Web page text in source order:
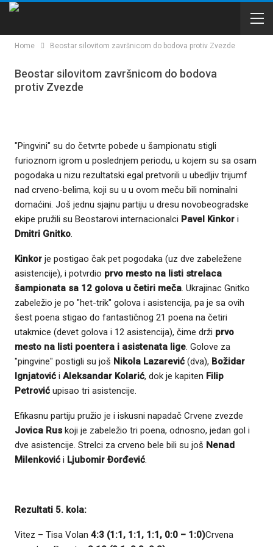
Home Beostar silovitom završnicom do bodova protiv Zvezde
Beostar silovitom završnicom do bodova
protiv Zvezde
"Pingvini" su do četvrte pobede u šampionatu stigli
furioznom igrom u poslednjem periodu, u kojem su sa osam
pogodaka u nizu rezultatski egal pretvorili u ubedljiv trijumf
nad crveno-belima, koji su u u ovom meču bili nominalni
domaćini. Još jednu sjajnu partiju u dresu novobeogradske
ekipe pružili su Beostarovi internacionalci Pavel Kinkor i
Dmitri Gnitko.
Kinkor je postigao čak pet pogodaka (uz dve zabeležene
asistencije), i potvrdio prvo mesto na listi strelaca
šampionata sa 12 golova u četiri meča. Ukrajinac Gnitko
zabeležio je po "het-trik" golova i asistencija, pa je sa ovih
šest poena stigao do fantastičnog 21 poena na četiri
utakmice (devet golova i 12 asistencija), čime drži prvo
mesto na listi poentera i asistenata lige. Golove za
"pingvine" postigli su još Nikola Lazarević (dva), Božidar
Ignjatović i Aleksandar Kolarić, dok je kapiten Filip
Petrović upisao tri asistencije.
Efikasnu partiju pružio je i iskusni napadač Crvene zvezde
Jovica Rus koji je zabeležio tri poena, odnosno, jedan gol i
dve asistencije. Strelci za crveno bele bili su još Nenad
Milenković i Ljubomir Đorđević.
Rezultati 5. kola:
Vitez – Tisa Volan 4:3 (1:1, 1:1, 1:1, 0:0 – 1:0)Crvena